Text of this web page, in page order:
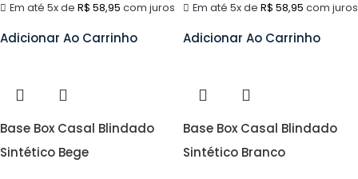
Em até 5x de R$ 58,95 com juros
Adicionar Ao Carrinho
Em até 5x de R$ 58,95 com juros
Adicionar Ao Carrinho
Base Box Casal Blindado
Sintético Bege
Base Box Casal Blindado
Sintético Branco